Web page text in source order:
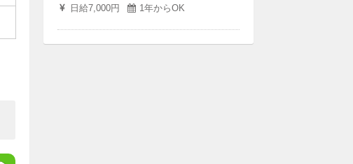
日給7,000円
1年からOK